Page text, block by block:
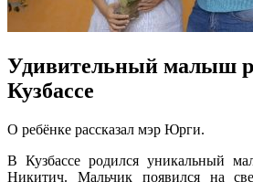
Удивительный малыш
Кузбассе
О ребёнке рассказал мэр Юрги.
В Кузбассе родился уникальный
Никитич. Мальчик появился на